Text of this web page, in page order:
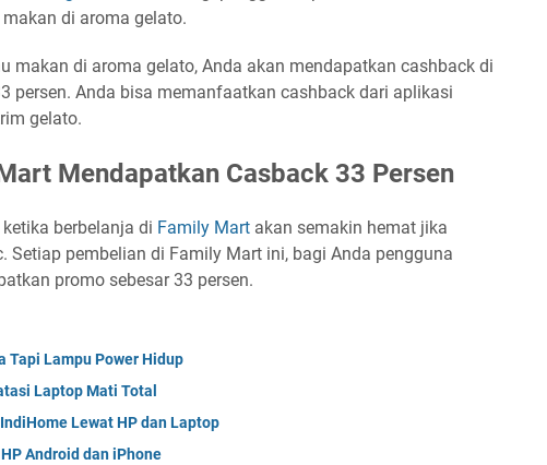
di aroma gelato.
makan di aroma gelato, Anda akan mendapatkan cashback di
persen. Anda bisa memanfaatkan cashback dari aplikasi
gelato.
Mendapatkan Casback 33 Persen
berbelanja di Family Mart akan semakin hemat jika
Setiap pembelian di Family Mart ini, bagi Anda pengguna
promo sebesar 33 persen.
Tapi Lampu Power Hidup
Laptop Mati Total
Lewat HP dan Laptop
Android dan iPhone